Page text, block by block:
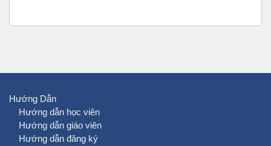
Hướng Dẫn
Hướng dẫn học viên
Hướng dẫn giáo viên
Hướng dẫn đăng ký